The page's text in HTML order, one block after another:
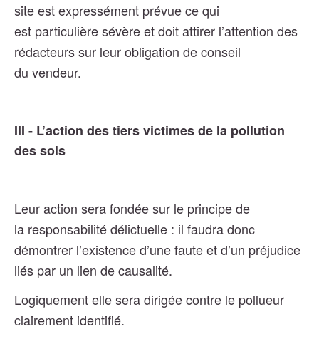
site est expressément prévue ce qui
est particulière sévère et doit attirer l’attention des
rédacteurs sur leur obligation de conseil
du vendeur.
III - L’action des tiers victimes de la pollution
des sols
Leur action sera fondée sur le principe de
la responsabilité délictuelle : il faudra donc
démontrer l’existence d’une faute et d’un préjudice
liés par un lien de causalité.
Logiquement elle sera dirigée contre le pollueur
clairement identifié.